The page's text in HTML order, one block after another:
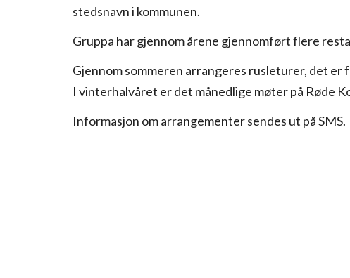
stedsnavn i kommunen.
Gruppa har gjennom årene gjennomført flere
Gjennom sommeren arrangeres rusleturer, det
I vinterhalvåret er det månedlige møter på Røde
Informasjon om arrangementer sendes ut på SMS.